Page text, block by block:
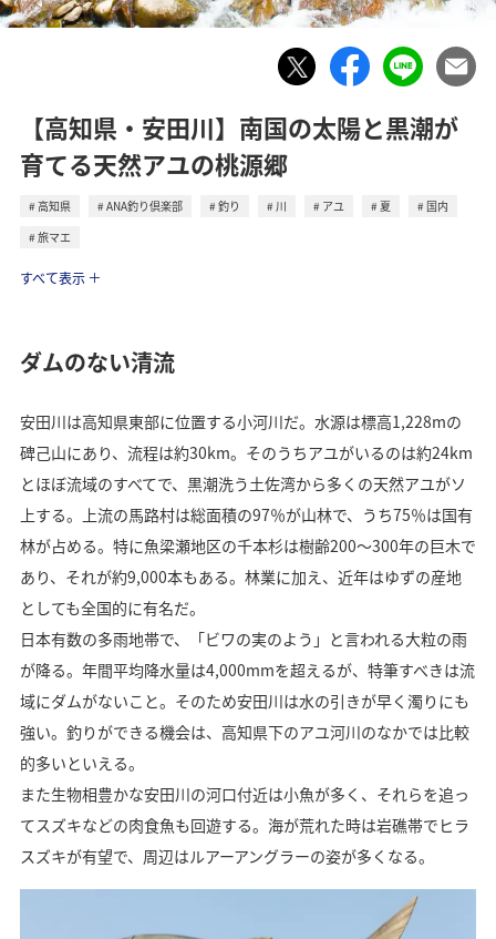
【高知県・安田川】南国の太陽と黒潮が
育てる天然アユの桃源郷
高知県 ANA釣り倶楽部 釣り 川 アユ 夏
国内
旅マエ
すべて表示
ダムのない清流
安田川は高知県東部に位置する小河川だ。水源は標高1,228mの
碑己山にあり、流程は約30km。そのうちアユがいるのは約24km
とほぼ流域のすべてで、黒潮洗う土佐湾から多くの天然アユがソ
上する。上流の馬路村は総面積の97％が山林で、うち75％は国有
林が占める。特に魚梁瀬地区の千本杉は樹齢200～300年の巨木で
あり、それが約9,000本もある。林業に加え、近年はゆずの産地
としても全国的に有名だ。
日本有数の多雨地帯で、「ビワの実のよう」と言われる大粒の雨
が降る。年間平均降水量は4,000mmを超えるが、特筆すべきは流
域にダムがないこと。そのため安田川は水の引きが早く濁りにも
強い。釣りができる機会は、高知県下のアユ河川のなかでは比較
的多いといえる。
また生物相豊かな安田川の河口付近は小魚が多く、それらを追っ
てスズキなどの肉食魚も回遊する。海が荒れた時は岩礁帯でヒラ
スズキが有望で、周辺はルアーアングラーの姿が多くなる。